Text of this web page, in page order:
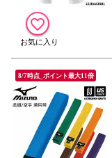
8/7時点_ポイント最大11倍